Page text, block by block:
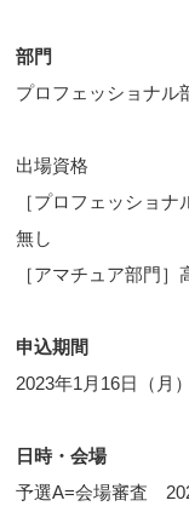
部門
プロフェッショナル
出場資格
［プロフェッショ
無し
［アマチュア部門
申込期間
2023年1月16日（月
日時・会場
予選A=会場審査